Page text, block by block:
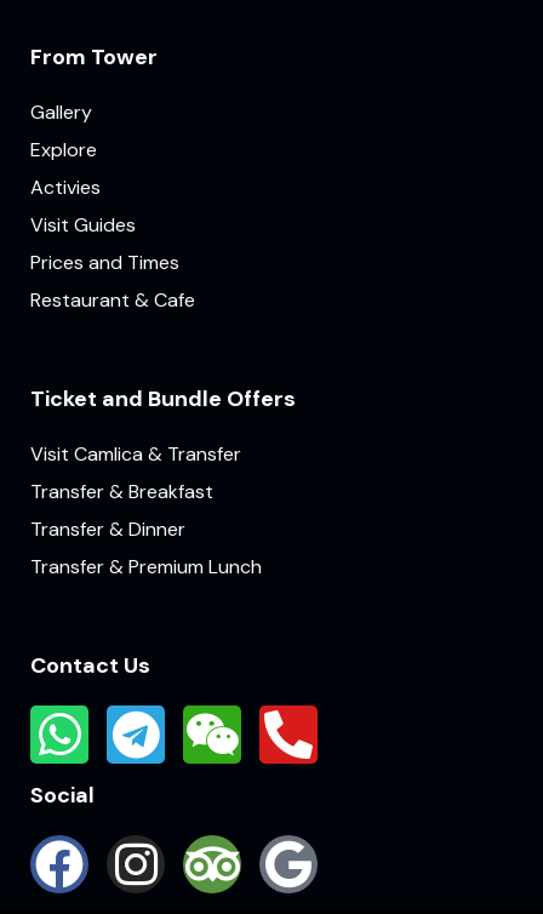
From Tower
Gallery
Explore
Activies
Visit Guides
Prices and Times
Restaurant & Cafe
Ticket and Bundle Offers
Visit Camlica & Transfer
Transfer & Breakfast
Transfer & Dinner
Transfer & Premium Lunch
Contact Us
Social